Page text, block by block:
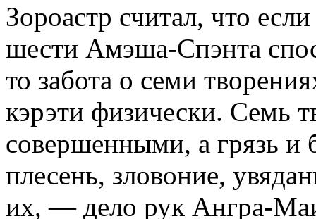
Зороастр считал, что
шести Амэша-Спэнта
то забота о семи
кэрэти физически. Семь
совершенными, а грязь и
плесень, зловоние,
их, — дело рук Ангра-